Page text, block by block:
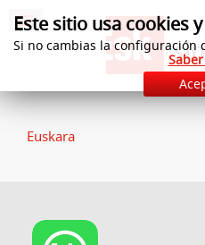
Euskara
Este sitio usa cookies
Si no cambias la configuración